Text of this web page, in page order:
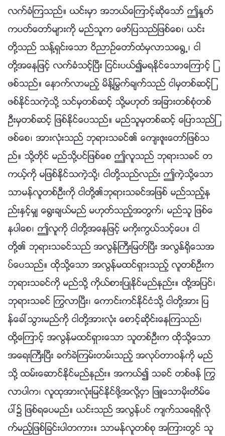
လက္ခံၾကသည္။ ယင္းမွာ အဘယ္ေၾကာင့္ဆိုေသာ္ ဤႏႈတ္
ကပတ္ေတာ္မ်ားကို မည္သူက ေဖာ္ျပသည္ျဖစ္ေစ၊ ယင္း
တို႔သည္ သန႔္ရွင္းေသာ ဝိညာဥ္ေတာ္ထံမွလာသေ႐ြ႕၊ ငါ
တို႔အေနျဖင့္ လက္ခံသင့္ၿပီး ျငင္းပယ္၍မရႏိုင္ေသာေၾကာင့္ ျ
ဖစ္သည္။ ေနာက္လာမည့္ မိန္႔ႁမြက္ခ်က္သည္ ငါမွတစ္ဆင့္ျ
ဖစ္ႏိုင္သကဲ့သို႔ သင္မွတစ္ဆင့္ သို႔မဟုတ္ အျခားတစ္စုံတစ္
ဦးမွတစ္ဆင့္ ျဖစ္ႏိုင္ေပသည္။ မည္သူမွတစ္ဆင့္ ေျပာသည္ျ
ဖစ္ေစ၊ အားလုံးသည္ ဘုရားသခင္၏ ေက်းဇူးေတာ္ျဖစ္သ
ည္။ သို႔တိုင္ မည္သို႔ပင္ျဖစ္ေစ ဤလူသည္ ဘုရားသခင္ တ
ကယ့္ကို မျဖစ္ႏိုင္သကဲ့သို႔၊ ငါတို႔သည္လည္း ဤကဲ့သို႔ေသာ
သာမန္လူတစ္ဦးကို ငါတို႔၏ဘုရားသခင္အျဖစ္ မည္သည့္န
ည္းႏွင့္မွ် ေ႐ြးခ်ယ္မည္ မဟုတ္သည့္အတြက္၊ မည္သူ ျဖစ္ေ
နပါေစ၊ ဤလူကို ငါတို႔အေနျဖင့္ မကိုးကြယ္သင့္ေပ။ ငါ
တို႔၏ ဘုရားသခင္သည္ အလြန္ႀကီးျမတ္ၿပီး အလြန္႐ိုေသအ
ပ္ေပသည္။ ထိုသို႔ေသာ အလြန္မထင္ရွားသည့္ လူတစ္ဦးက
ဘုရားသခင္ကို မည္သို႔ ကိုယ္စားျပဳႏိုင္မည္နည္း။ ထို႔အျပင္၊
ဘုရားသခင္ ႂကြလာၿပီး၊ ေကာင္းကင္ႏိုင္ငံသို႔ ငါတို႔အား ျပ
န္ေခၚသြားမည္ကို ငါတို႔အားလုံး ေစာင့္ဆိုင္းေနၾကသည္၊
ထို႔ေၾကာင့္ အလြန္မထင္ရွားေသာ သူတစ္ဦးက ထိုသို႔ေသာ
အေရးႀကီးၿပီး ခက္ခဲၾကမ္းတမ္းသည့္ အလုပ္တာဝန္ကို မည္
သို႔ ထမ္းေဆာင္ႏိုင္မည္နည္း။ အကယ္၍ သခင္ တစ္ဖန္ ႂကြ
လာပါက၊ လူထုအားလုံးျမင္ႏိုင္ဖို႔အလို႔ငွာ ျဖဴေသာမိုးတိမ္ေ
ပၚ၌ ျဖစ္ရေပမည္။ ယင္းသည္ အလြန္ပင္ က်က္သေရရွိလို
က္မည့္ျဖစ္ျခင္းပါတကား။ သာမန္လူတစ္စု အၾကားတြင္ သူ